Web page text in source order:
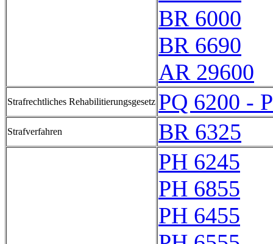
BR 6000
BR 6690
AR 29600
Strafrechtliches Rehabilitierungsgesetz PQ 6200 -
Strafverfahren BR 6325
PH 6245
PH 6855
PH 6455